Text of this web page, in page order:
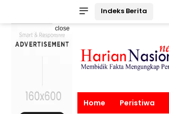
Indeks Berita
close
Home Peristiwa